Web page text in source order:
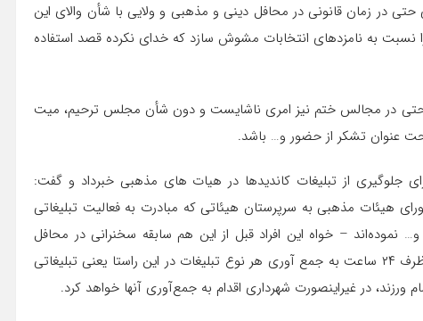
حتی در زمان قانونی در محافل دینی و مذهبی و ولایی با شأن والای این
به نامزدهای انتخابات مشوش سازد که خدای نکرده قصد استفاده
حتی در مجالس ختم نیز امری ناشایست و دون شأن مجلس ترحیم، میت
عنوان تشکر از حضور و… باشد.
جلوگیری از تبلیغات کاندیدها در هیات های مذهبی خبرداد و گفت:
هیئات مذهبی به سرپرستان هیئاتی که مبادرت به فعالیت تبلیغاتی
نموده‌اند – خواه این افراد قبل از این هم سابقه سخنرانی در محافل
مذهبی داشته باشند، خواه نداشته باشند – اخطار کنند که ظرف ۲۴ ساعت به جمع آوری هر نوع تبلیغات در این راستا یعنی تبلیغاتی
در غیراینصورت شهرداری اقدام به جمع‌آوری آنها خواهد کرد.